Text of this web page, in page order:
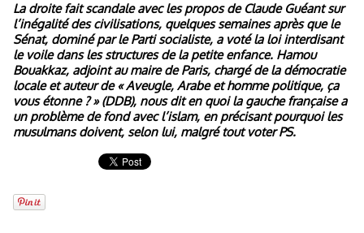
La droite fait scandale avec les propos de Claude Guéant sur
l’inégalité des civilisations, quelques semaines après que le
Sénat, dominé par le Parti socialiste, a voté la loi interdisant
le voile dans les structures de la petite enfance. Hamou
Bouakkaz, adjoint au maire de Paris, chargé de la démocratie
locale et auteur de « Aveugle, Arabe et homme politique, ça
vous étonne ? » (DDB), nous dit en quoi la gauche française a
un problème de fond avec l’islam, en précisant pourquoi les
musulmans doivent, selon lui, malgré tout voter PS.